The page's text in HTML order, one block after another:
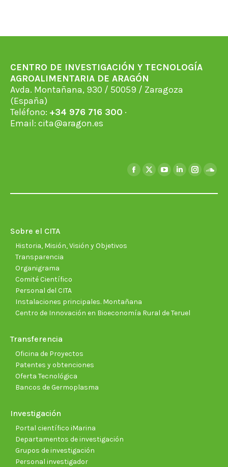
CENTRO DE INVESTIGACIÓN Y TECNOLOGÍA
AGROALIMENTARIA DE ARAGÓN
Avda. Montañana, 930 / 50059 / Zaragoza
(España)
Teléfono: +34 976 716 300 ·
Email: cita@aragon.es
Facebook
X
YouTubeLinkedin
Sobre el CITA
Historia, Misión, Visión y Objetivos
Transparencia
Organigrama
Comité Científico
Personal del CITA
Instalaciones principales. Montañana
Centro de Innovación en Bioeconomía Rural de Teruel
Transferencia
Oficina de Proyectos
Patentes y obtenciones
Oferta Tecnológica
Bancos de Germoplasma
Investigación
Portal científico iMarina
Departamentos de investigación
Grupos de investigación
Personal investigador